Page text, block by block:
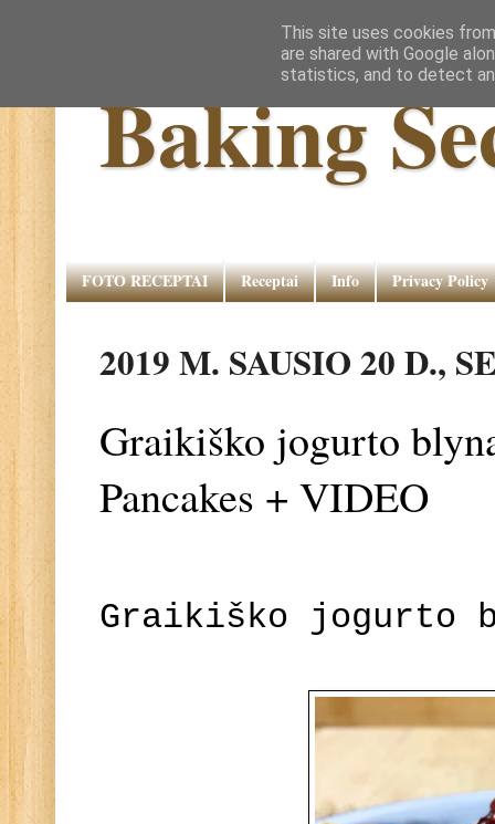
Baking
FOTO RECEPTAI Receptai Info Privacy Policy
2019 M. SAUSIO 20 D.,
Graikiško jogurto
Pancakes + VIDEO
Graikiško jogurto
This site uses cookies
are shared with Google
statistics, and to detect